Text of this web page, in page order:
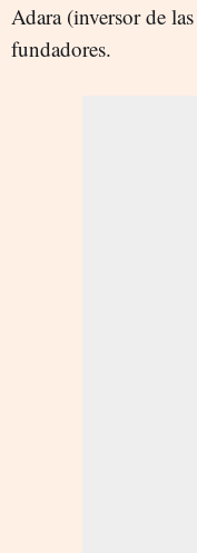
Adara (inversor de
fundadores.